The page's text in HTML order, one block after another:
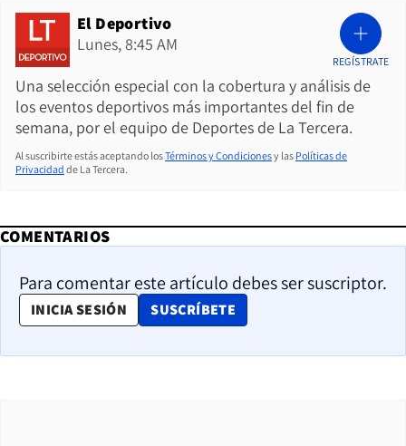
El Deportivo
Lunes, 8:45 AM
Una selección especial con la cobertura y análisis de
los eventos deportivos más importantes del fin de
semana, por el equipo de Deportes de La Tercera.
REGÍSTRATE
Al suscribirte estás aceptando losTérminos y Condicionesy las Políticas de
Privacidad de La Tercera.
COMENTARIOS
Para comentar este artículo debes ser suscriptor.
INICIA SESIÓN SUSCRÍBETE
OPENS IN NEW WINDOW